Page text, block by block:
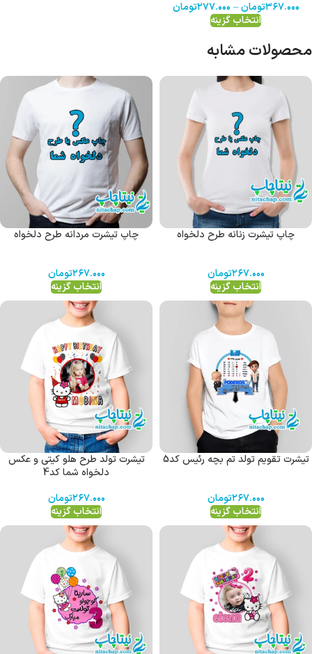
۳۶۷.۰۰۰تومان – ۲۷۷.۰۰۰تومان
انتخاب گزینه
محصولات مشابه
چاپ تیشرت زنانه طرح دلخواه
۲۶۷.۰۰۰تومان
انتخاب گزینه
چاپ تیشرت مردانه طرح دلخواه
۲۶۷.۰۰۰تومان
انتخاب گزینه
تیشرت تقویم تولد تم بچه رئیس کد5
۲۶۷.۰۰۰تومان
انتخاب گزینه
تیشرت تولد طرح هلو کیتی و عکس
دلخواه شما کد4
۲۶۷.۰۰۰تومان
انتخاب گزینه